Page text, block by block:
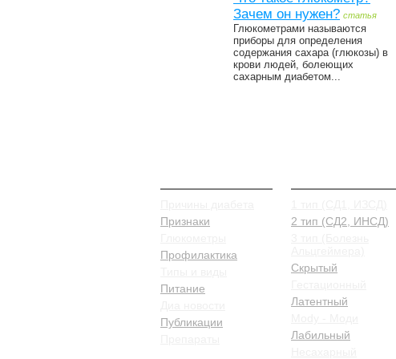
Зачем он нужен? статья
Глюкометрами называются
приборы для определения
содержания сахара (глюкозы) в
крови людей, болеющих
сахарным диабетом...
Признаки
Профилактика
Питание
Публикации
2 тип (СД2, ИНСД)
Скрытый
Латентный
Лабильный